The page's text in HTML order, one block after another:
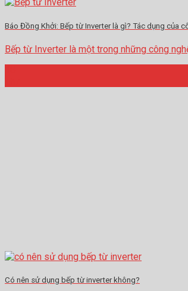
Báo Đồng Khởi: Bếp từ Inverter là gì? Tác dụng của
Bếp từ Inverter là một trong những công
Có nên sử dụng bếp từ inverter không?